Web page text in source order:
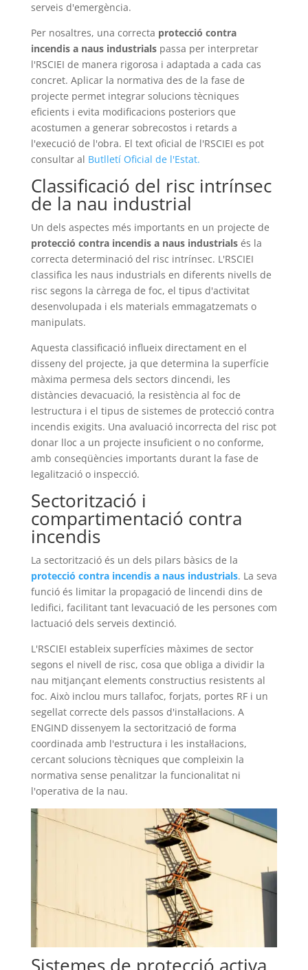
serveis d'emergència.
Per nosaltres, una correcta protecció contra
incendis a naus industrialspassa per interpretar
l'RSCIEI de manera rigorosa i adaptada a cada cas
concret. Aplicar la normativa des de la fase de
projecte permet integrar solucions tècniques
eficients i evita modificacions posteriors que
acostumen a generar sobrecostos i retards a
l'execució de l'obra. El text oficial de l'RSCIEI es pot
consultar al Butlletí Oficial de l'Estat.
Classificació del risc intrínsec
de la nau industrial
Un dels aspectes més importants en un projecte de
protecció contra incendis a naus industrialsés la
correcta determinació del risc intrínsec. L'RSCIEI
classifica les naus industrials en diferents nivells de
risc segons la càrrega de foc, el tipus d'activitat
desenvolupada i els materials emmagatzemats o
manipulats.
Aquesta classificació influeix directament en el
disseny del projecte, ja que determina la superfície
màxima permesa dels sectors dincendi, les
distàncies devacuació, la resistència al foc de
lestructura i el tipus de sistemes de protecció contra
incendis exigits. Una avaluació incorrecta del risc pot
donar lloc a un projecte insuficient o no conforme,
amb conseqüències importants durant la fase de
legalització o inspecció.
Sectorització i
compartimentació contra
incendis
La sectorització és un dels pilars bàsics de la
protecció contra incendis a naus industrials. La seva
funció és limitar la propagació de lincendi dins de
ledifici, facilitant tant levacuació de les persones com
lactuació dels serveis dextinció.
L'RSCIEI estableix superfícies màximes de sector
segons el nivell de risc, cosa que obliga a dividir la
nau mitjançant elements constructius resistents al
foc. Això inclou murs tallafoc, forjats, portes RF i un
segellat correcte dels passos d'instal·lacions. A
ENGIND dissenyem la sectorització de forma
coordinada amb l'estructura i les instal·lacions,
cercant solucions tècniques que compleixin la
normativa sense penalitzar la funcionalitat ni
l'operativa de la nau.